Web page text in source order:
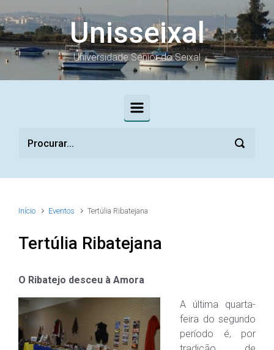
Skip to main content
Unisseixal
Universidade Sénior do Seixal
Início Eventos Tertúlia Ribatejana
Tertúlia Ribatejana
O Ribatejo desceu à Amora
A última quarta-
feira do segundo
período é, por